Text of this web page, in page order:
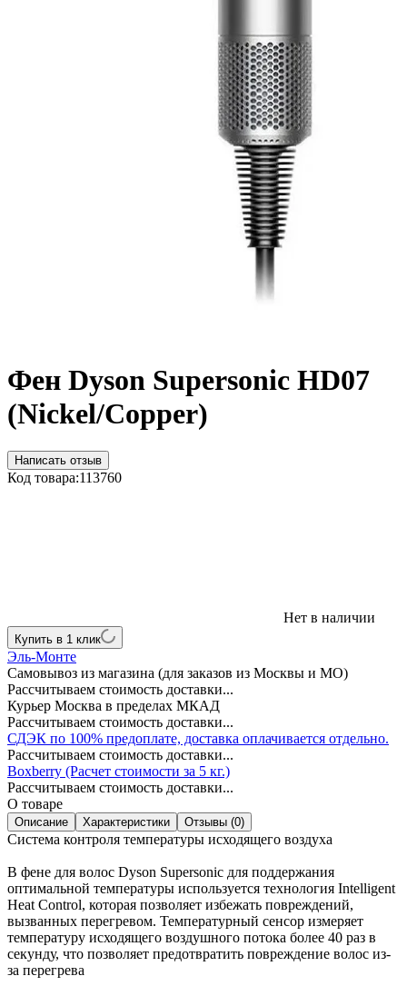
Фен Dyson Supersonic HD07
(Nickel/Copper)
Написать отзыв
Код товара:113760
Нет в наличии
Купить в 1 клик
Эль-Монте
Самовывоз из магазина (для заказов из Москвы и МО)
Рассчитываем стоимость доставки...
Курьер Москва в пределах МКАД
Рассчитываем стоимость доставки...
СДЭК по 100% предоплате, доставка оплачивается отдельно.
Рассчитываем стоимость доставки...
Boxberry (Расчет стоимости за 5 кг.)
Рассчитываем стоимость доставки...
О товаре
Описание Характеристики Отзывы (0)
Система контроля температуры исходящего воздуха
В фене для волос Dyson Supersonic для поддержания
оптимальной температуры используется технология Intelligent
Heat Control, которая позволяет избежать повреждений,
вызванных перегревом. Температурный сенсор измеряет
температуру исходящего воздушного потока более 40 раз в
секунду, что позволяет предотвратить повреждение волос из-
за перегрева